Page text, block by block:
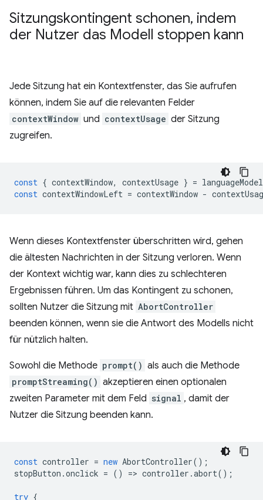
Sitzungskontingent schonen, indem
der Nutzer das Modell stoppen kann
Jede Sitzung hat ein Kontextfenster, das Sie aufrufen
können, indem Sie auf die relevanten Felder
contextWindow und contextUsage der Sitzung
zugreifen.
const { contextWindow, contextUsage } = languageModel
const contextWindowLeft = contextWindow -
Wenn dieses Kontextfenster überschritten wird, gehen
die ältesten Nachrichten in der Sitzung verloren. Wenn
der Kontext wichtig war, kann dies zu schlechteren
Ergebnissen führen. Um das Kontingent zu schonen,
sollten Nutzer die Sitzung mit AbortController
beenden können, wenn sie die Antwort des Modells nicht
für nützlich halten.
Sowohl die Methode prompt() als auch die Methode
promptStreaming() akzeptieren einen optionalen
zweiten Parameter mit dem Feld signal , damit der
Nutzer die Sitzung beenden kann.
const controller = new AbortController();
stopButton .onclick = () => controller .abort();
try {